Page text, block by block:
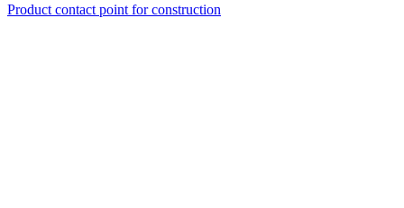
Product contact point for construction